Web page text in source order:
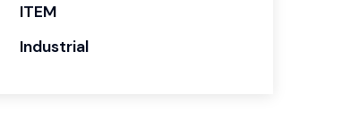
ITEM
Industrial